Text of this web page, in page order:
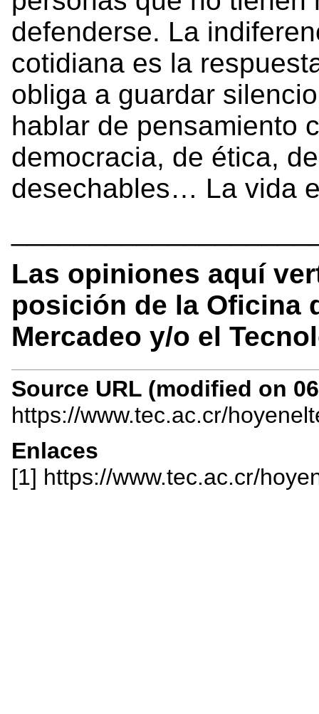
defenderse. La
cotidiana es la
obliga a guardar
hablar de pensamiento
democracia, de ética,
desechables… La vida
Las opiniones aquí
posición de la Oficina
Mercadeo y/o el
Source URL (modified on
https://www.tec.ac.cr/
Enlaces
[1] https://www.tec.ac.cr/